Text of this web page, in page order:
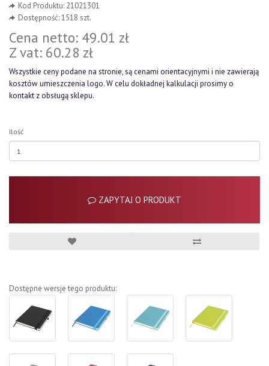
Kod Produktu: 21021301
Dostępność: 1518 szt.
Cena netto: 49.01 zł
Z vat: 60.28 zł
Wszystkie ceny podane na stronie, są cenami orientacyjnymi i nie zawierają
kosztów umieszczenia logo. W celu dokładnej kalkulacji prosimy o
kontakt z obsługą sklepu.
Ilość
ZAPYTAJ O PRODUKT
Dostępne wersje tego produktu: